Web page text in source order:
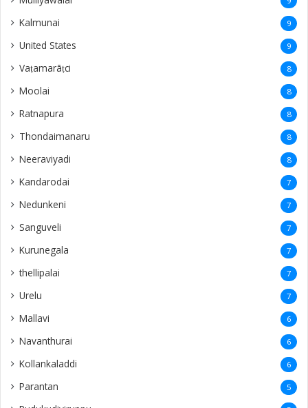
Kalmunai 9
United States 9
Vaṭamarāṭci 8
Moolai 8
Ratnapura 8
Thondaimanaru 8
Neeraviyadi 8
Kandarodai 7
Nedunkeni 7
Sanguveli 7
Kurunegala 7
thellipalai 7
Urelu 7
Mallavi 6
Navanthurai 6
Kollankaladdi 6
Parantan 5